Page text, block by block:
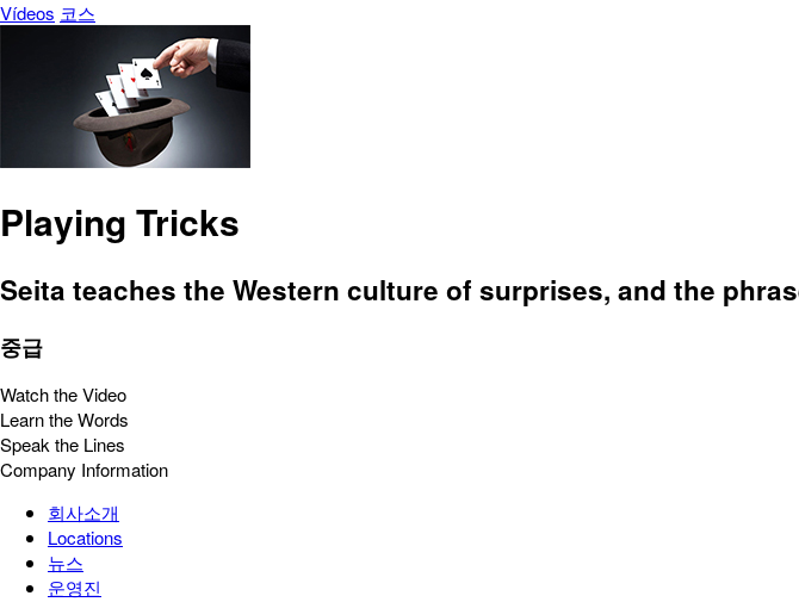
Vídeos 코스
Playing Tricks
Seita teaches the Western culture of surprises, and the
중급
Watch the Video
Learn the Words
Speak the Lines
Company Information
회사소개
Locations
뉴스
운영진